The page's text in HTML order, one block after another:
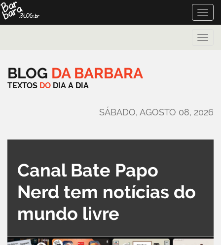
Toggle
Toggle
BLOG DA BARBARA
TEXTOS DO DIA A DIA
SÁBADO, AGOSTO 08, 2026
Canal Bate Papo
Nerd tem notícias do
mundo livre